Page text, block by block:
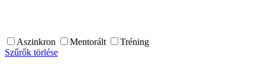
Aszinkron Mentorált
Tréning
Szűrők törlése